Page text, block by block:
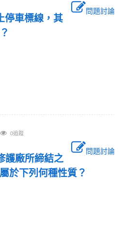
問題討論
停車標線，其
？
0追蹤
問題討論
護廠所締結之
於下列何種性質？